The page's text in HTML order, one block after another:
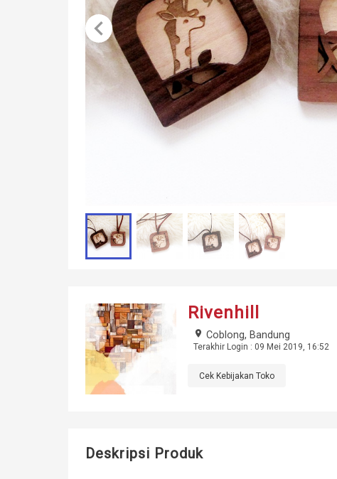
keyboard_arrow_left
Rivenhill
place Coblong, Bandung
Terakhir Login : 09 Mei 2019, 16:52
Cek Kebijakan Toko
Deskripsi Produk